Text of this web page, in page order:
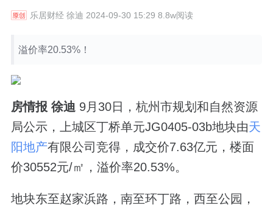
乐居财经徐迪 2024-09-30 15:29 8.8w阅读
溢价率20.53%！
房情报 徐迪 9月30日，杭州市规划和自然资源
局公示，上城区丁桥单元JG0405-03b地块由天
阳地产有限公司竞得，成交价7.63亿元，楼面
价30552元/㎡，溢价率20.53%。
地块东至赵家浜路，南至环丁路，西至公园，